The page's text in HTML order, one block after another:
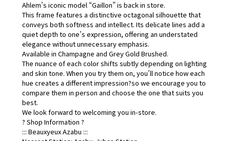
Ahlem’s iconic model “Gaillon” is back in store.
This frame features a distinctive octagonal silhouette that
conveys both softness and intellect. Its delicate lines add a
quiet depth to one’s expression, offering an understated
elegance without unnecessary emphasis.
Available in Champagne and Grey Gold Brushed.
The nuance of each color shifts subtly depending on lighting
and skin tone. When you try them on, you’ll notice how each
hue creates a different impression?so we encourage you to
compare them in person and choose the one that suits you
best.
We look forward to welcoming you in-store.
? Shop Information ?
::: Beauxyeux Azabu :::